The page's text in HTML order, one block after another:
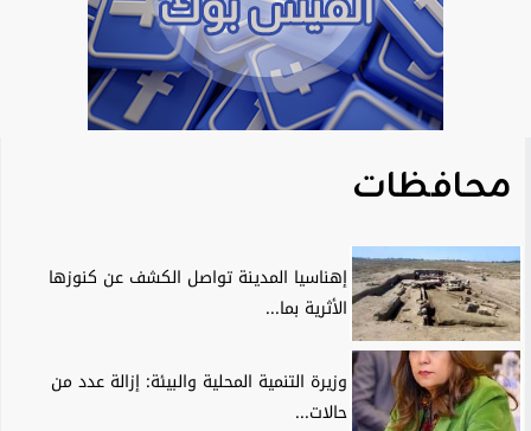
محافظات
إهناسيا المدينة تواصل الكشف عن كنوزها
الأثرية بما...
وزيرة التنمية المحلية والبيئة: إزالة عدد من
حالات...